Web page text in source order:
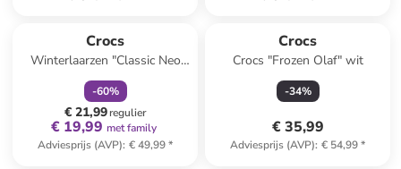
Crocs
Winterlaarzen "Classic Neo
Puff" roze
-60%
€ 21,99regulier
€ 19,99 met family
Adviesprijs (AVP): € 49,99*
Crocs
Crocs "Frozen Olaf" wit
-34%
€ 35,99
Adviesprijs (AVP): € 54,99*